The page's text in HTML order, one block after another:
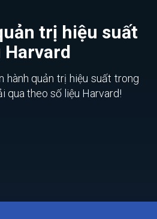
trị hiệu suất
hành quản trị hiệu suất trong
qua theo số liệu Harvard!